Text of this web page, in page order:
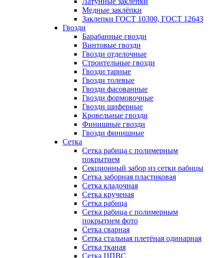
Медные заклёпки
Заклепки ГОСТ 10300, ГОСТ 12643
Гвозди
Барабанные гвозди
Винтовые гвозди
Гвозди отделочные
Строительные гвозди
Гвозди тарные
Гвозди толевые
Гвозди фасованные
Гвозди формовочные
Гвозди шиферные
Кровельные гвозди
Финишные гвозди
Гвозди финишные
Сетка
Сетка рабица с полимерным
покрытием
Секционный забор из сетки рабицы
Сетка заборная пластиковая
Сетка кладочная
Сетка крученая
Сетка рабица
Сетка рабица с полимерным
покрытием фото
Сетка сварная
Сетка стальная плетёная одинарная
Сетка тканая
Сетка ЦПВС